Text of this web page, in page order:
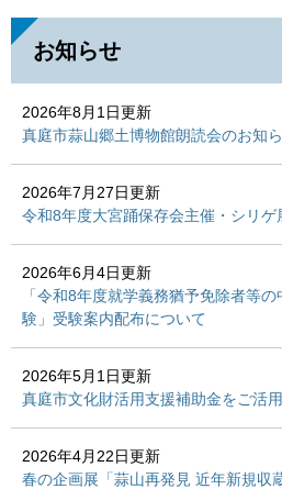
お知らせ
2026年8月1日更新
真庭市蒜山郷土博物館朗読会のお知
2026年7月27日更新
令和8年度大宮踊保存会主催・シリゲ
2026年6月4日更新
「令和8年度就学義務猶予免除者等
験」受験案内配布について
2026年5月1日更新
真庭市文化財活用支援補助金をご活
2026年4月22日更新
春の企画展「蒜山再発見 近年新規収